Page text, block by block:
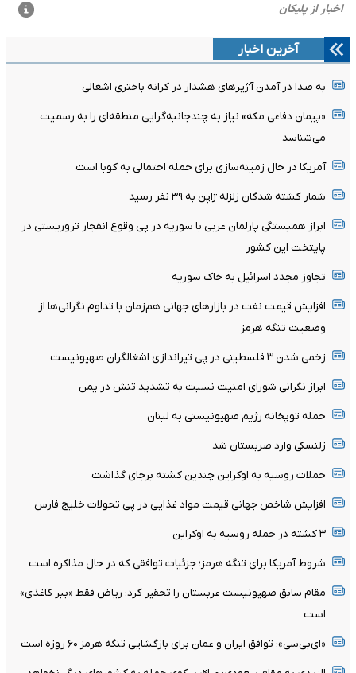
آخرین اخبار
به صدا در آمدن آژیرهای هشدار در کرانه باختری اشغالی
«پیمان دفاعی مکه» نیاز به چندجانبه‌گرایی منطقه‌ای را به رسمیت
می‌شناسد
آمریکا در حال زمینه‌سازی برای حمله احتمالی به کوبا است
شمار کشته شدگان زلزله ژاپن به ۳۹ نفر رسید
ابراز همبستگی پارلمان عربی با سوریه در پی وقوع ‌انفجار تروریستی‌ در
پایتخت این کشور
تجاوز مجدد اسرائیل به خاک سوریه
افزایش قیمت نفت در بازارهای جهانی هم‌زمان با تداوم نگرانی‌ها از
وضعیت تنگه هرمز
زخمی شدن ۳ فلسطینی در پی تیراندازی اشغالگران صهیونیست
ابراز نگرانی شورای امنیت نسبت به تشدید تنش در یمن
حمله توپخانه رژیم صهیونیستی به لبنان
زلنسکی وارد صربستان شد
حملات روسیه به اوکراین چندین کشته برجای گذاشت
افزایش شاخص جهانی قیمت مواد غذایی در پی تحولات خلیج فارس
۳ کشته در حمله روسیه به اوکراین
شروط آمریکا برای تنگه هرمز؛ جزئیات توافقی که در حال مذاکره است
مقام سابق صهیونیست عربستان را تحقیر کرد: ریاض فقط «ببر کاغذی»
است
«ای‌بی‌سی»: توافق ایران و عمان برای بازگشایی تنگه هرمز ۶۰ روزه است